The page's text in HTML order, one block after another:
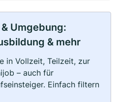
Umgebung:
& mehr
in Vollzeit, Teilzeit, zur
– auch für
Einfach filtern